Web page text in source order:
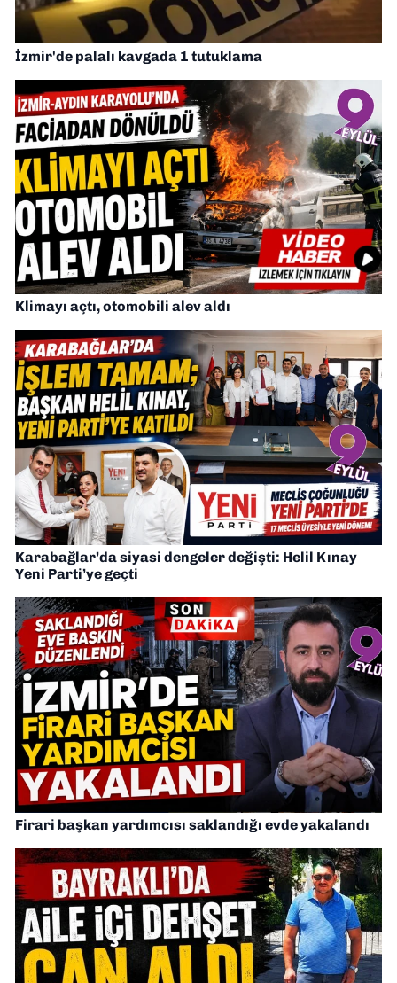
İzmir'de palalı kavgada 1 tutuklama
Klimayı açtı, otomobili alev aldı
Karabağlar’da siyasi dengeler değişti: Helil Kınay
Yeni Parti’ye geçti
Firari başkan yardımcısı saklandığı evde yakalandı